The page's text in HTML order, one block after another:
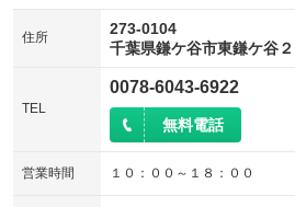
住所
273-0104
千葉県鎌ケ谷市東鎌ケ谷
TEL
0078-6043-6922
無料電話
営業時間 １０：００～１８：００